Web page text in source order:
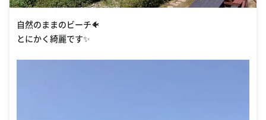
自然のままのビーチ🐠
とにかく綺麗です✨